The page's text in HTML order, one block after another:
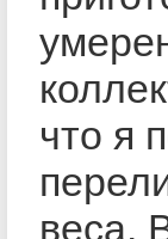
что я
веса.